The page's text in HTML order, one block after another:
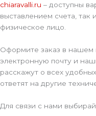
chiaravalli.ru – доступны
выставлением счета, так
физическое лицо.
Оформите заказ в нашем
электронную почту и
расскажут о всех
ответят на другие
Для связи с нами